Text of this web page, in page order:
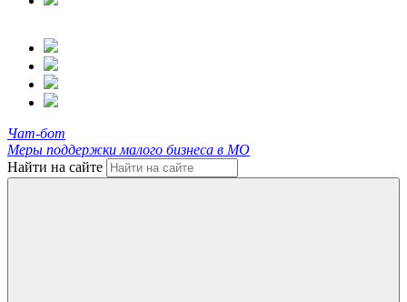
Чат-бот
Меры поддержки малого бизнеса в МО
Найти на сайте